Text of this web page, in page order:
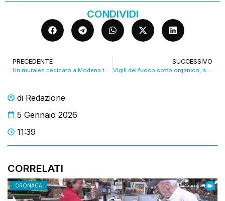
di Redazione
5 Gennaio 2026
11:39
CORRELATI
CRONACA
CONDIVIDI
PRECEDENTE
Un murales dedicato a Modena terra di motori. VIDEO
SUCCESSIVO
Vigili del fuoco sotto organico, a rischio il distaccamento di Sassuolo